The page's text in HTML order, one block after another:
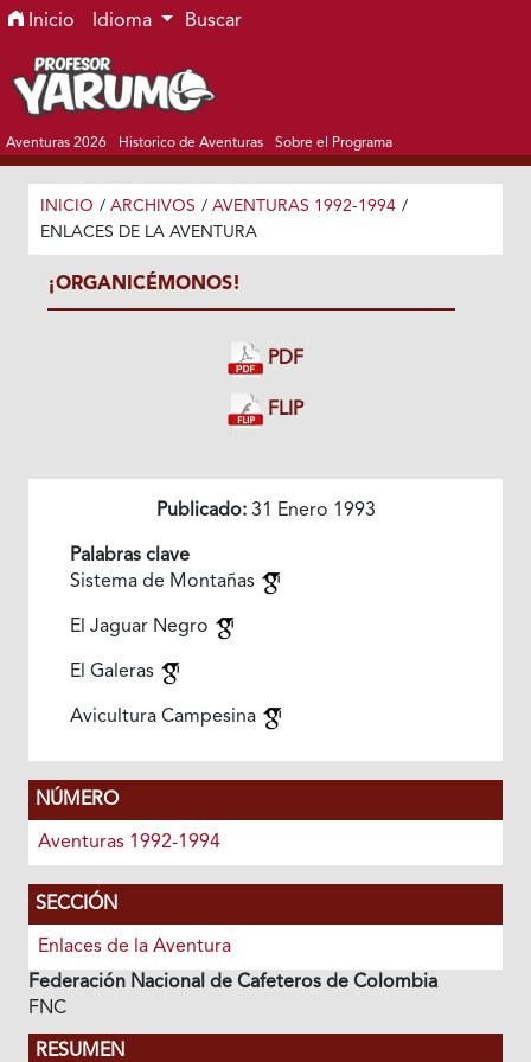
Ir al menú de navegación principal
Ir al contenido principal
Ir al pie de página del sitio
Inicio Idioma Buscar
Aventuras 2026 Historico de Aventuras Sobre el Programa
INICIO / ARCHIVOS / AVENTURAS 1992-1994 /
ENLACES DE LA AVENTURA
¡ORGANICÉMONOS!
PDF
FLIP
Publicado:31 Enero 1993
Palabras clave
Sistema de Montañas
El Jaguar Negro
El Galeras
Avicultura Campesina
NÚMERO
Aventuras 1992-1994
SECCIÓN
Enlaces de la Aventura
Federación Nacional de Cafeteros de Colombia
FNC
RESUMEN